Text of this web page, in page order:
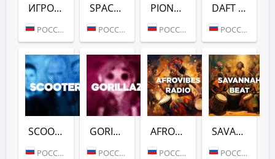
ИГРОМАНИЯ (DFM)
РОССИЯ (МОСКВА)
SPACE (DFM)
РОССИЯ (МОСКВА)
PIONEER (DFM)
РОССИЯ (МОСКВА)
DAFT PUNK (DFM)
РОССИЯ (МОСКВА)
SCOOTER (DFM)
РОССИЯ (МОСКВА)
GORILLAZ (DFM)
РОССИЯ (МОСКВА)
AFROVIBES RADIO (DFM)
РОССИЯ (МОСКВА)
SAVANNAH BEAT (DFM)
РОССИЯ (МОСКВА)